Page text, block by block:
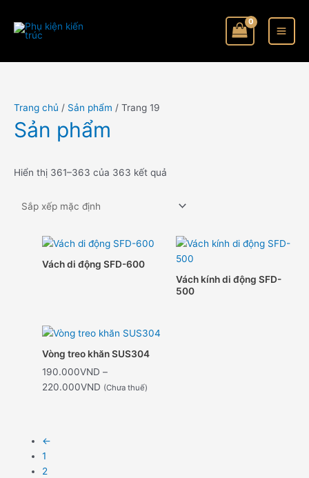
Trang chủ / Sản phẩm / Trang 19
Sản phẩm
Hiển thị 361–363 của 363 kết quả
Vách di động SFD-600
Vách kính di động SFD-
500
Vòng treo khăn SUS304
190.000VND –
220.000VND
Khoảng
đến
(Chưa thuế)
←
1
2